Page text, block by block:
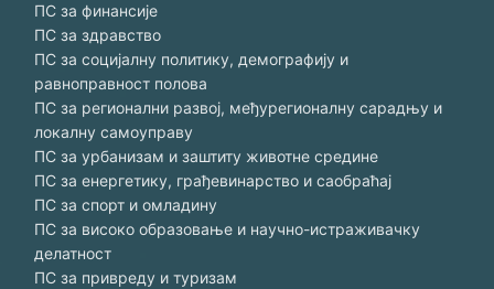
ПС за финансије
ПС за здравство
ПС за социјалну политику, демографију и
равноправност полова
ПС за регионални развој, међурегионалну сарадњу и
локалну самоуправу
ПС за урбанизам и заштиту животне средине
ПС за енергетику, грађевинарство и саобраћај
ПС за спорт и омладину
ПС за високо образовање и научно-истраживачку
делатност
ПС за привреду и туризам